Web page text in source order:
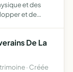
et des
et de
De La
· Créée